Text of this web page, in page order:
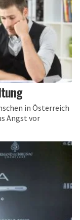
in Österreich
Angst vor